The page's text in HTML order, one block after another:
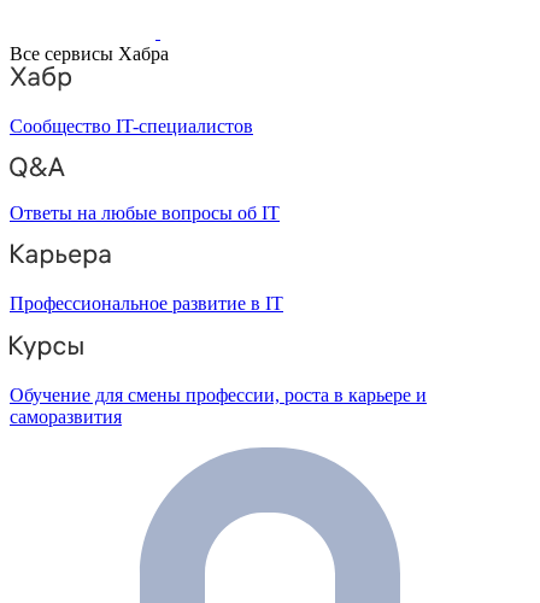
Все сервисы Хабра
Сообщество IT-специалистов
Ответы на любые вопросы об IT
Профессиональное развитие в IT
Обучение для смены профессии, роста в карьере и
саморазвития